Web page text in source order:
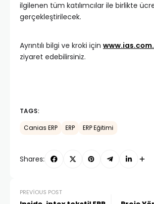
ilgilenen tüm katılımcılar ile birlikte
gerçekleştirilecek.
Ayrıntılı bilgi ve kroki için
ziyaret edebilirsiniz.
TAGS:
Canias ERP ERP ERP Eğitimi
Shares:
PREVIOUS POST